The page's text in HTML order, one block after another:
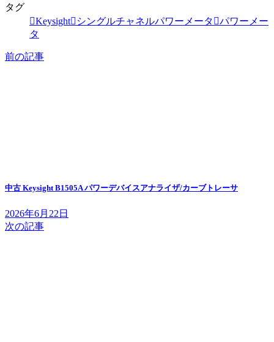
タグ
Keysight
シングルチャネルパワーメータ
パワーメー
タ
前の記事
中古 Keysight B1505A パワーデバイスアナライザ/カーブトレーサ
2026年6月22日
次の記事